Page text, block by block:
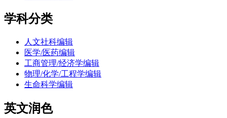
学科分类
人文社科编辑
医学/医药编辑
工商管理/经济学编辑
物理/化学/工程学编辑
生命科学编辑
英文润色